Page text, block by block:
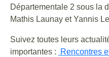
Départementale 2 sous la
Mathis Launay et Yannis
Suivez toutes leurs
importantes :
Rencontres